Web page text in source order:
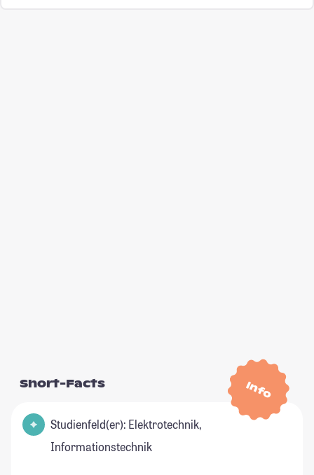
Info
Short-Facts
Studienfeld(er): Elektrotechnik,
Informationstechnik